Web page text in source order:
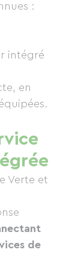
:
intégré
en
Verte et
de